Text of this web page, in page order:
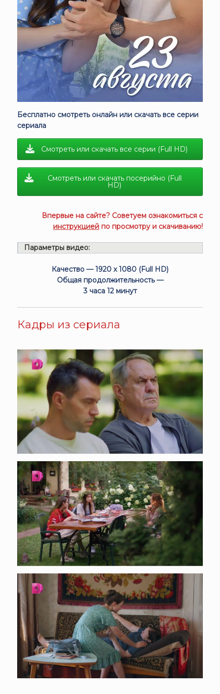
Бесплатно смотреть онлайн или скачать все серии
сериала
Смотреть или скачать все серии (Full HD)
Смотреть или скачать посерийно (Full
HD)
Впервые на сайте? Советуем ознакомиться с
инструкцией по просмотру и скачиванию!
Параметры видео:
Качество — 1920 x 1080 (Full HD)
Общая продолжительность —
3 часа 12 минут
Кадры из сериала